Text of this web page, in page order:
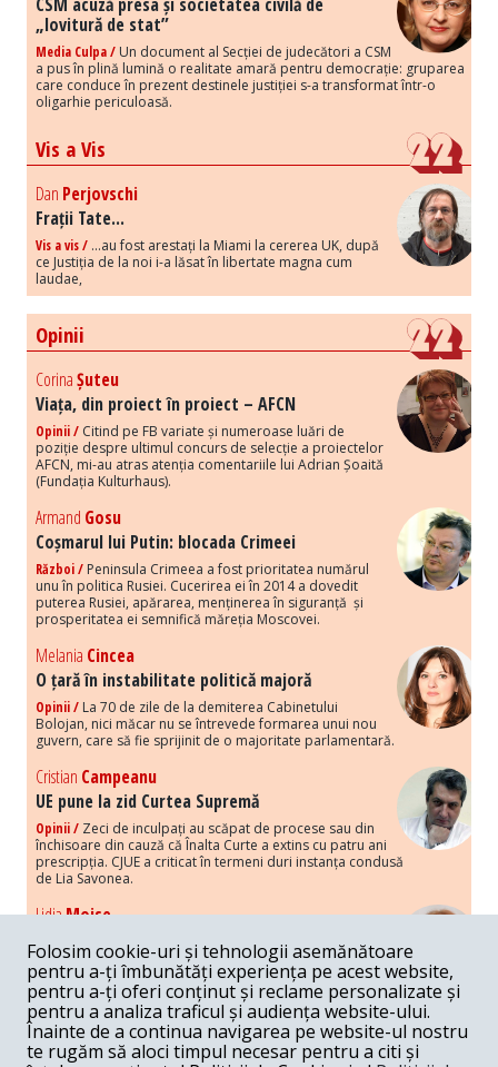
„lovitură de stat”
Media Culpa / Un document al Secției de judecători a CSM
a pus în plină lumină o realitate amară pentru democrație: gruparea
care conduce în prezent destinele justiției s-a transformat într-o
oligarhie periculoasă.
Vis a Vis
Dan Perjovschi
Frații Tate...
Vis a vis / ...au fost arestați la Miami la cererea UK, după
ce Justiția de la noi i-a lăsat în libertate magna cum
laudae,
Opinii
CorinaȘuteu
Viața, din proiect în proiect – AFCN
Opinii / Citind pe FB variate și numeroase luări de
poziție despre ultimul concurs de selecție a proiectelor
AFCN, mi-au atras atenția comentariile lui Adrian Șoaită
(Fundația Kulturhaus).
Armand Gosu
Coșmarul lui Putin: blocada Crimeei
Război / Peninsula Crimeea a fost prioritatea numărul
unu în politica Rusiei. Cucerirea ei în 2014 a dovedit
puterea Rusiei, apărarea, menținerea în siguranță și
prosperitatea ei semnifică măreția Moscovei.
Melania Cincea
O țară în instabilitate politică majoră
Opinii / La 70 de zile de la demiterea Cabinetului
Bolojan, nici măcar nu se întrevede formarea unui nou
guvern, care să fie sprijinit de o majoritate parlamentară.
Cristian Campeanu
UE pune la zid Curtea Supremă
Opinii / Zeci de inculpați au scăpat de procese sau din
închisoare din cauză că Înalta Curte a extins cu patru ani
prescripția. CJUE a criticat în termeni duri instanța condusă
de Lia Savonea.
LidiaMoise
Costurile economice ale haosului politic
Opinii / Economia nu poate rezista cu retorica falsă a
susținerii intereselor poporului, care, de fapt, ascunde
obsesia menținerii privilegiilor și a averilor unor caste.
Melania Cincea
Noi puseuri de xenofobie din partea românilor
Folosim cookie-uri și tehnologii asemănătoare
pentru a-ți îmbunătăți experiența pe acest website,
pentru a-ți oferi conținut și reclame personalizate și
pentru a analiza traficul și audiența website-ului.
Înainte de a continua navigarea pe website-ul nostru
te rugăm să aloci timpul necesar pentru a citi și